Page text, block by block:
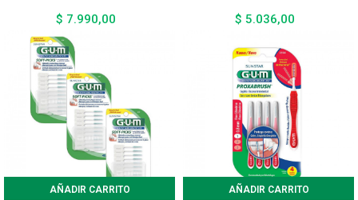
$ 7.990,00 $ 5.036,00
AÑADIR CARRITO AÑADIR CARRITO